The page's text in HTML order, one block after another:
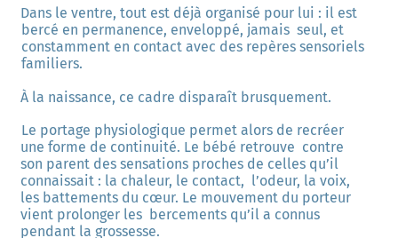
Dans le ventre, tout est déjà organisé pour lui : il est
bercé en permanence, enveloppé, jamais  seul, et
constamment en contact avec des repères sensoriels
familiers.
À la naissance, ce cadre disparaît brusquement.
Le portage physiologique permet alors de recréer
une forme de continuité. Le bébé retrouve  contre
son parent des sensations proches de celles qu’il
connaissait : la chaleur, le contact,  l’odeur, la voix,
les battements du cœur. Le mouvement du porteur
vient prolonger les  bercements qu’il a connus
pendant la grossesse.